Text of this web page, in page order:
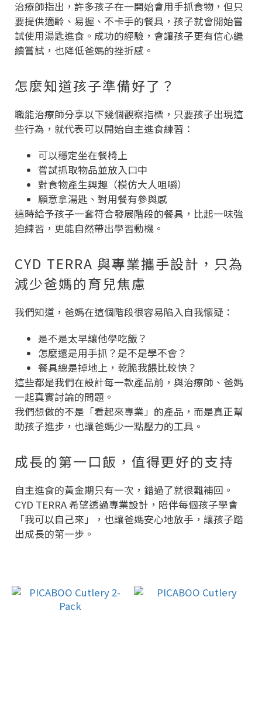
治療師指出，許多孩子在一開始會用手抓食物，但只
要提供適齡、易握、不卡手的餐具，孩子就會開始嘗
試使用湯匙進食。成功的經驗，會讓孩子更有信心繼
續嘗試，也降低爸媽的挫折感。
怎麼知道孩子準備好了？
職能治療師分享以下幾個觀察指標，只要孩子出現這
些行為，就代表可以開始自主進食練習：
可以穩定坐在餐椅上
嘗試抓取物品並放入口中
對食物產生興趣（模仿大人咀嚼）
願意拿湯匙、對用餐有參與感
這時給予孩子一套符合發展階段的餐具，比起一味強
迫練習，更能自然帶出學習動機。
CYD TERRA 與專業攜手設計，只為
減少爸媽的育兒焦慮
我們知道，爸媽在這個階段很容易陷入自我懷疑：
是不是太早讓他學吃飯？
怎麼還是用手抓？是不是學不會？
餐具總是掉地上，乾脆我餵比較快？
這些都是我們在設計每一款產品前，與治療師、爸媽
一起真實討論的問題。
我們想做的不是「看起來專業」的產品，而是真正幫
助孩子進步，也讓爸媽少一點壓力的工具。
成長的第一口飯，值得更好的支持
自主進食的黃金期只有一次，錯過了就很難補回。
CYD TERRA 希望透過專業設計，陪伴每個孩子學會
「我可以自己來」，也讓爸媽安心地放手，讓孩子踏
出成長的第一步。